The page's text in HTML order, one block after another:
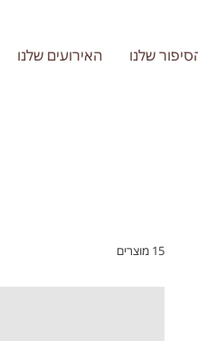
שלנו האירועים שלנו
15 מוצרים